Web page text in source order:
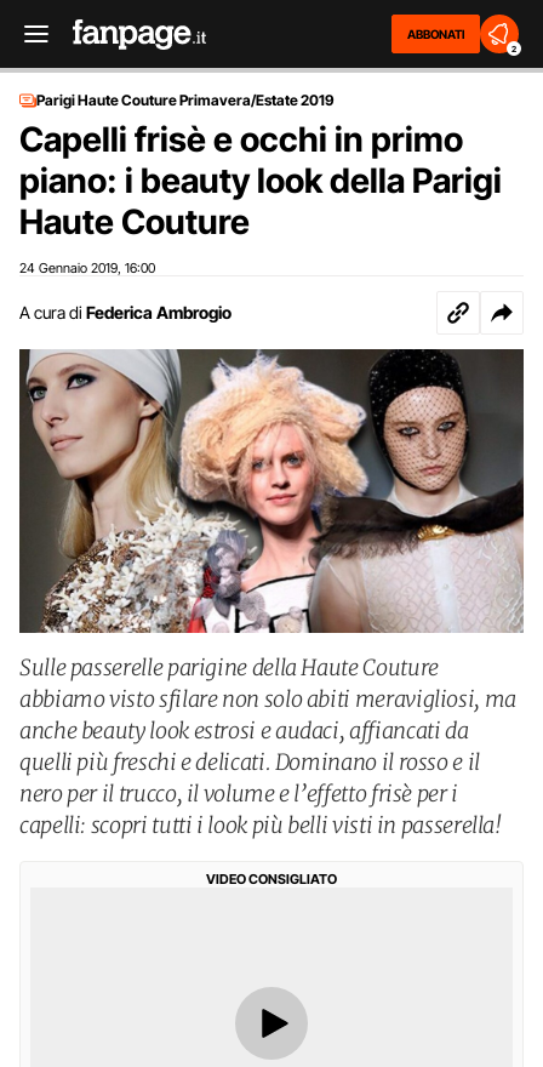
ABBONATI
2
Parigi Haute Couture Primavera/Estate 2019
Capelli frisè e occhi in primo
piano: i beauty look della Parigi
Haute Couture
24 Gennaio 2019 16:00
A cura di Federica Ambrogio
Sulle passerelle parigine della Haute Couture
abbiamo visto sfilare non solo abiti meravigliosi, ma
anche beauty look estrosi e audaci, affiancati da
quelli più freschi e delicati. Dominano il rosso e il
nero per il trucco, il volume e l’effetto frisè per i
capelli: scopri tutti i look più belli visti in passerella!
VIDEO CONSIGLIATO